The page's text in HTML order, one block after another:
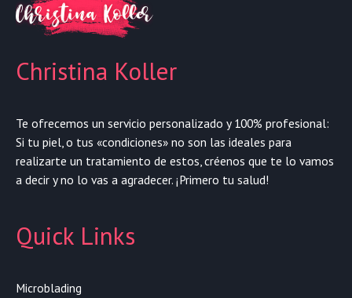
Christina Koller
Te ofrecemos un servicio personalizado y 100% profesional:
Si tu piel, o tus «condiciones» no son las ideales para
realizarte un tratamiento de estos, créenos que te lo vamos
a decir y no lo vas a agradecer. ¡Primero tu salud!
Quick Links
Microblading